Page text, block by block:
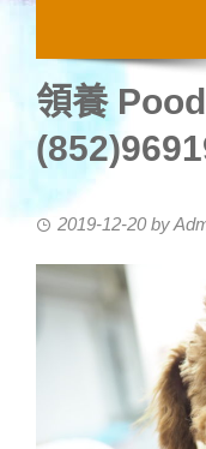
領養
2019-12-20 by